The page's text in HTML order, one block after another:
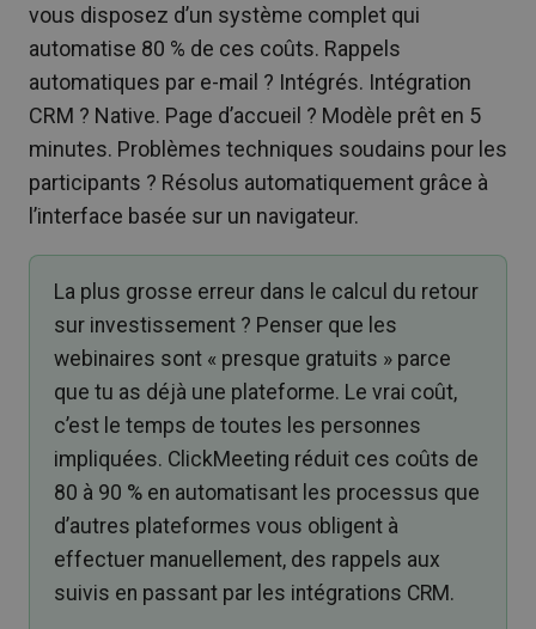
vous disposez d’un système complet qui
automatise 80 % de ces coûts. Rappels
automatiques par e-mail ? Intégrés. Intégration
CRM ? Native. Page d’accueil ? Modèle prêt en 5
minutes. Problèmes techniques soudains pour les
participants ? Résolus automatiquement grâce à
l’interface basée sur un navigateur.
La plus grosse erreur dans le calcul du retour
sur investissement ? Penser que les
webinaires sont « presque gratuits » parce
que tu as déjà une plateforme. Le vrai coût,
c’est le temps de toutes les personnes
impliquées. ClickMeeting réduit ces coûts de
80 à 90 % en automatisant les processus que
d’autres plateformes vous obligent à
effectuer manuellement, des rappels aux
suivis en passant par les intégrations CRM.